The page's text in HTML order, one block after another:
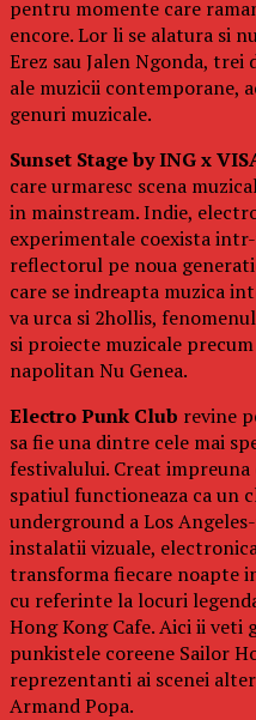
pentru momente care
encore. Lor li se alatura si
Erez sau Jalen Ngonda,
ale muzicii contemporane,
genuri muzicale.
Sunset Stage by ING x
care urmaresc scena
in mainstream. Indie,
experimentale coexista
reflectorul pe noua
care se indreapta muzica
va urca si 2hollis,
si proiecte muzicale
napolitan Nu Genea.
Electro Punk Club revine
sa fie una dintre cele mai
festivalului. Creat
spatiul functioneaza ca un
underground a Los
instalatii vizuale,
transforma fiecare noapte
cu referinte la locuri
Hong Kong Cafe. Aici ii veti
punkistele coreene Sailor
reprezentanti ai scenei
Armand Popa.